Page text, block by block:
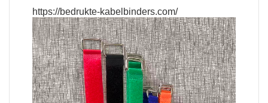
https://bedrukte-kabelbinders.com/